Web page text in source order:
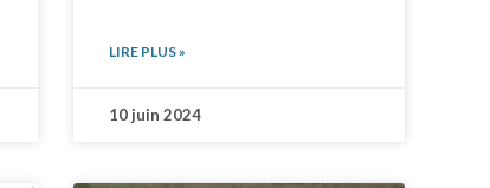
LIRE PLUS »
10 juin 2024